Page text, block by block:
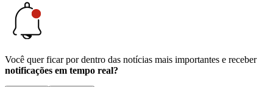
Você quer ficar por dentro das notícias mais importantes e receber
notificações em tempo real?